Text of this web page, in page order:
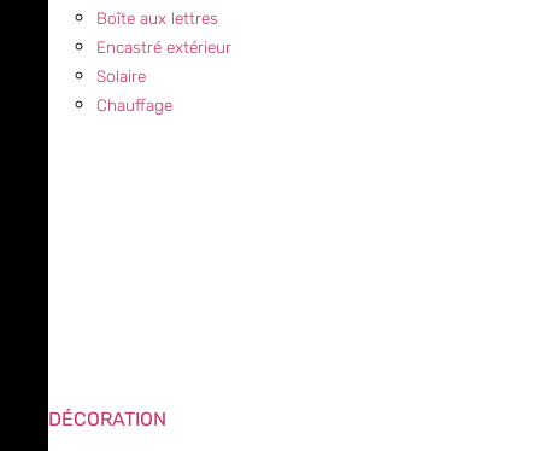
Boîte aux lettres
Encastré extérieur
Solaire
Chauffage
DÉCORATION